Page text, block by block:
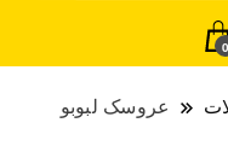
0
عروسک لبوبو